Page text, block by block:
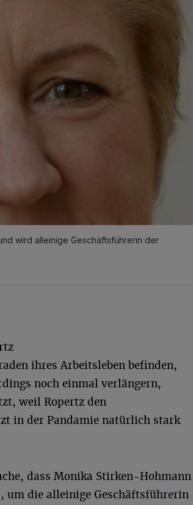
wird alleinige Geschäftsführerin der
ihres Arbeitsleben befinden,
noch einmal verlängern,
weil Ropertz den
in der Pandamie natürlich stark
dass Monika Stirken-Hohmann
um die alleinige Geschäftsführerin